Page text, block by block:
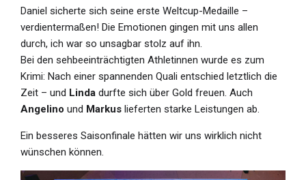
Daniel sicherte sich seine erste Weltcup-Medaille –
verdientermaßen! Die Emotionen gingen mit uns allen
durch, ich war so unsagbar stolz auf ihn.
Bei den sehbeeinträchtigten Athletinnen wurde es zum
Krimi: Nach einer spannenden Quali entschied letztlich die
Zeit – und Linda durfte sich über Gold freuen. Auch
Angelino und Markus lieferten starke Leistungen ab.
Ein besseres Saisonfinale hätten wir uns wirklich nicht
wünschen können.